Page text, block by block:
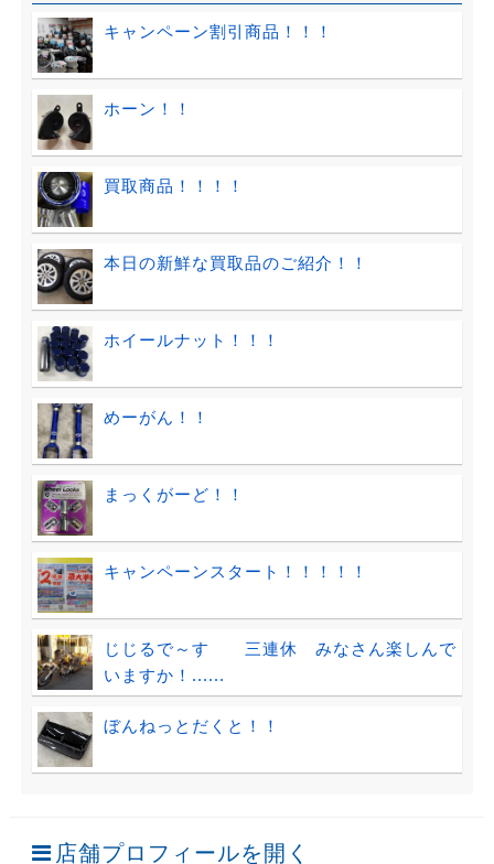
キャンペーン割引商品！！！
ホーン！！
買取商品！！！！
本日の新鮮な買取品のご紹介！！
ホイールナット！！！
めーがん！！
まっくがーど！！
キャンペーンスタート！！！！！
じじるで～す 三連休 みなさん楽しんで
いますか！......
ぼんねっとだくと！！
店舗プロフィールを開く